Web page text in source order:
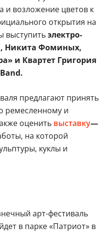
и возложение цветов к
открытия на
выступитьэлектро-
Никита Фоминых,
и Квартет Григория
предлагают принять
ремесленному и
оценить выставку—
на которой
куклы и
арт-фестиваль
в парке «Патриот» в